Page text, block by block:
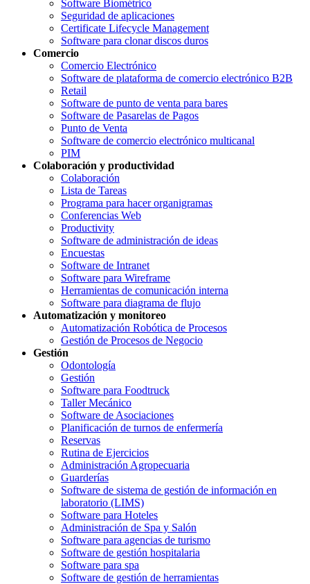
Software Biométrico
Seguridad de aplicaciones
Certificate Lifecycle Management
Software para clonar discos duros
Comercio
Comercio Electrónico
Software de plataforma de comercio electrónico B2B
Retail
Software de punto de venta para bares
Software de Pasarelas de Pagos
Punto de Venta
Software de comercio electrónico multicanal
PIM
Colaboración y productividad
Colaboración
Lista de Tareas
Programa para hacer organigramas
Conferencias Web
Productivity
Software de administración de ideas
Encuestas
Software de Intranet
Software para Wireframe
Herramientas de comunicación interna
Software para diagrama de flujo
Automatización y monitoreo
Automatización Robótica de Procesos
Gestión de Procesos de Negocio
Gestión
Odontología
Gestión
Software para Foodtruck
Taller Mecánico
Software de Asociaciones
Planificación de turnos de enfermería
Reservas
Rutina de Ejercicios
Administración Agropecuaria
Guarderías
Software de sistema de gestión de información en
laboratorio (LIMS)
Software para Hoteles
Administración de Spa y Salón
Software para agencias de turismo
Software de gestión hospitalaria
Software para spa
Software de gestión de herramientas